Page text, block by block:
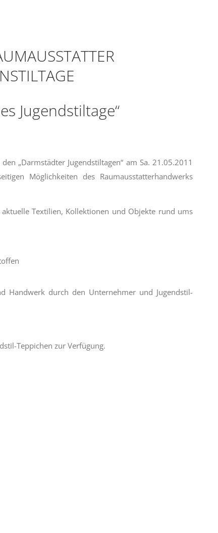
Jugendstiltage“
„Darmstädter Jugendstiltagen“ am Sa. 21.05.2011
Möglichkeiten des Raumausstatterhandwerks
Textilien, Kollektionen und Objekte rund ums
Handwerk durch den Unternehmer und Jugendstil-
Teppichen zur Verfügung.